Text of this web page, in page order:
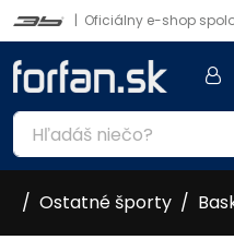
| Oficiálny e-shop
Ostatné športy